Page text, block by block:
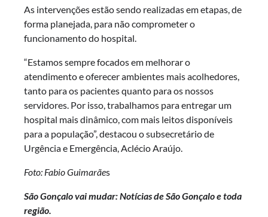
As intervenções estão sendo realizadas em etapas, de
forma planejada, para não comprometer o
funcionamento do hospital.
“Estamos sempre focados em melhorar o
atendimento e oferecer ambientes mais acolhedores,
tanto para os pacientes quanto para os nossos
servidores. Por isso, trabalhamos para entregar um
hospital mais dinâmico, com mais leitos disponíveis
para a população”, destacou o subsecretário de
Urgência e Emergência, Aclécio Araújo.
Foto: Fabio Guimarães
São Gonçalo vai mudar: Notícias de São Gonçalo e toda
região.